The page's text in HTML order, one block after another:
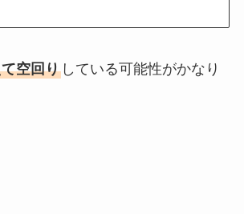
空回りしている可能性がかなり